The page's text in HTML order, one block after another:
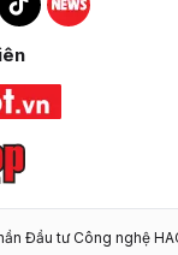
Instagram
Hacom TikTok
Đầu tư Công nghệ